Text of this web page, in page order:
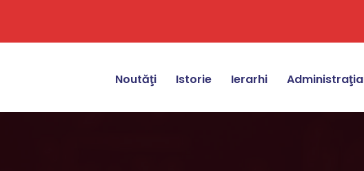
Noutăţi Istorie Ierarhi